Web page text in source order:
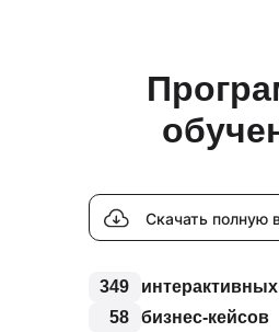
Скачать полную
349
58
бизнес-кейсов